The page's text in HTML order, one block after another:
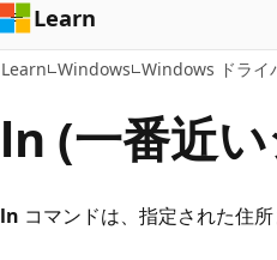
ツ
に
ス
ッ
Learn
Learn Windows Windows ドライ
ln (一番近
ln コマンドは、指定された住